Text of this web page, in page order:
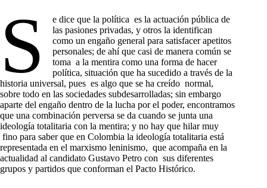
S
e dice que la política es la actuación pública de
las pasiones privadas, y otros la identifican
como un engaño general para satisfacer apetitos
personales; de ahí que casi de manera común se
toma a la mentira como una forma de hacer
política, situación que ha sucedido a través de la
historia universal, pues es algo que se ha creído normal,
sobre todo en las sociedades subdesarrolladas; sin embargo
aparte del engaño dentro de la lucha por el poder, encontramos
que una combinación perversa se da cuando se junta una
ideología totalitaria con la mentira; y no hay que hilar muy
fino para saber que en Colombia la ideología totalitaria está
representada en el marxismo leninismo, que acompaña en la
actualidad al candidato Gustavo Petro con sus diferentes
grupos y partidos que conforman el Pacto Histórico.